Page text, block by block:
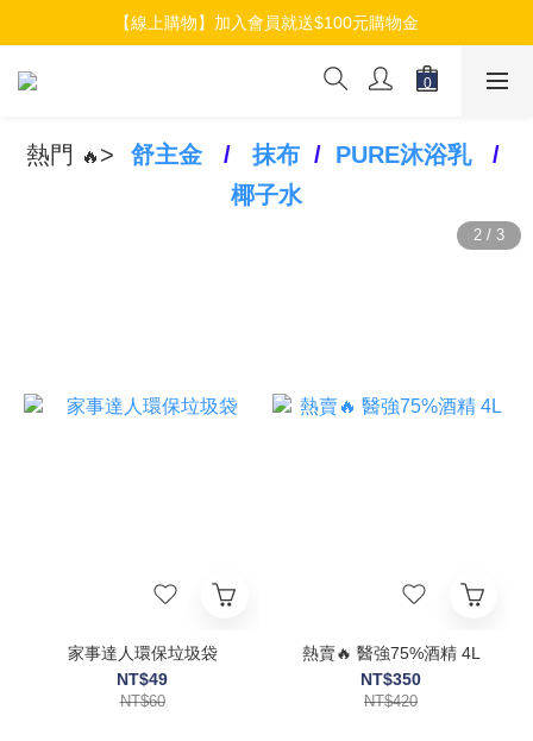
【線上購物】加入會員就送$100元購物金
【線上購物】加入會員就送$100元購物金
【線上購物】介紹好友加入會員再拿$50折扣金
熱門 🔥 > 舒主金 / 抹布 / PURE沐浴乳
/
椰子水
家事達人環保垃圾袋
NT$49
NT$60
熱賣🔥 醫強75%酒精 4L
NT$350
NT$420